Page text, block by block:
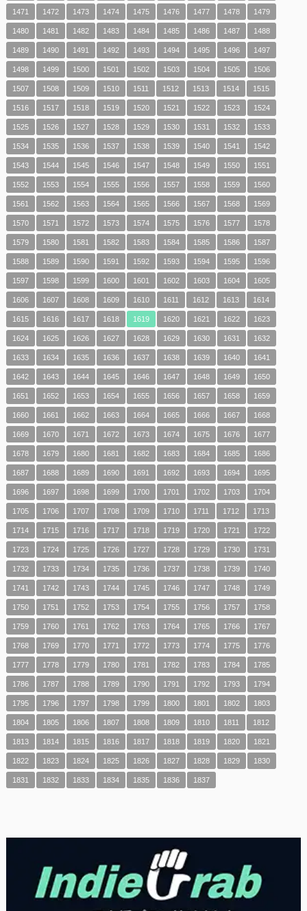
1471 1472 1473 1474 1475 1476 1477 1478 1479
1480 1481 1482 1483 1484 1485 1486 1487 1488
1489 1490 1491 1492 1493 1494 1495 1496 1497
1498 1499 1500 1501 1502 1503 1504 1505 1506
1507 1508 1509 1510 1511 1512 1513 1514 1515
1516 1517 1518 1519 1520 1521 1522 1523 1524
1525 1526 1527 1528 1529 1530 1531 1532 1533
1534 1535 1536 1537 1538 1539 1540 1541 1542
1543 1544 1545 1546 1547 1548 1549 1550 1551
1552 1553 1554 1555 1556 1557 1558 1559 1560
1561 1562 1563 1564 1565 1566 1567 1568 1569
1570 1571 1572 1573 1574 1575 1576 1577 1578
1579 1580 1581 1582 1583 1584 1585 1586 1587
1588 1589 1590 1591 1592 1593 1594 1595 1596
1597 1598 1599 1600 1601 1602 1603 1604 1605
1606 1607 1608 1609 1610 1611 1612 1613 1614
1615 1616 1617 1618 1619 1620 1621 1622 1623
1624 1625 1626 1627 1628 1629 1630 1631 1632
1633 1634 1635 1636 1637 1638 1639 1640 1641
1642 1643 1644 1645 1646 1647 1648 1649 1650
1651 1652 1653 1654 1655 1656 1657 1658 1659
1660 1661 1662 1663 1664 1665 1666 1667 1668
1669 1670 1671 1672 1673 1674 1675 1676 1677
1678 1679 1680 1681 1682 1683 1684 1685 1686
1687 1688 1689 1690 1691 1692 1693 1694 1695
1696 1697 1698 1699 1700 1701 1702 1703 1704
1705 1706 1707 1708 1709 1710 1711 1712 1713
1714 1715 1716 1717 1718 1719 1720 1721 1722
1723 1724 1725 1726 1727 1728 1729 1730 1731
1732 1733 1734 1735 1736 1737 1738 1739 1740
1741 1742 1743 1744 1745 1746 1747 1748 1749
1750 1751 1752 1753 1754 1755 1756 1757 1758
1759 1760 1761 1762 1763 1764 1765 1766 1767
1768 1769 1770 1771 1772 1773 1774 1775 1776
1777 1778 1779 1780 1781 1782 1783 1784 1785
1786 1787 1788 1789 1790 1791 1792 1793 1794
1795 1796 1797 1798 1799 1800 1801 1802 1803
1804 1805 1806 1807 1808 1809 1810 1811 1812
1813 1814 1815 1816 1817 1818 1819 1820 1821
1822 1823 1824 1825 1826 1827 1828 1829 1830
1831 1832 1833 1834 1835 1836 1837